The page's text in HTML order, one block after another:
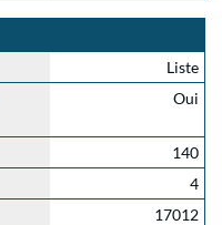
Liste
Oui
140
4
17012